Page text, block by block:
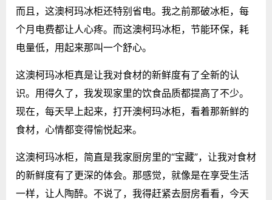
而且，这澳柯玛冰柜还特别省电。我之前那破冰柜，每
个月电费都让人心疼。而这澳柯玛冰柜，节能环保，耗
电量低，用起来那叫一个舒心。
这澳柯玛冰柜真是让我对食材的新鲜度有了全新的认
识。用得久了，我发现家里的饮食品质都提高了不少。
现在，每天早上起来，打开澳柯玛冰柜，看着那新鲜的
食材，心情都变得愉悦起来。
这澳柯玛冰柜，简直是我家厨房里的“宝藏”，让我对食材
的新鲜度有了更深的体会。那感觉，就像是在享受生活
一样，让人陶醉。不说了，我得赶紧去厨房看看，今天